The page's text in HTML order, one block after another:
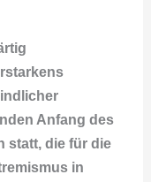
Anfang des
statt, die für die
in